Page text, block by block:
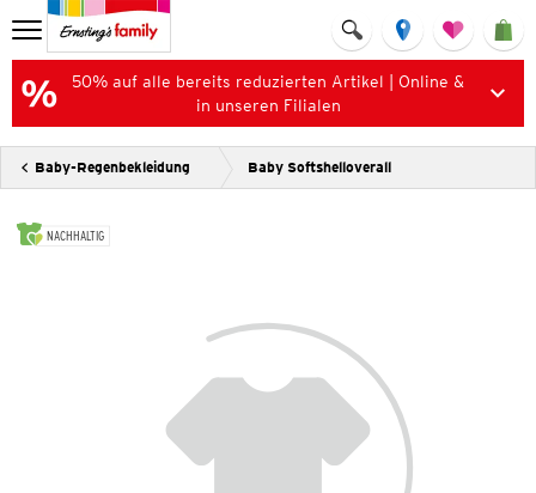
50% auf alle bereits reduzierten Artikel | Online &
in unseren Filialen
Baby-Regenbekleidung Baby Softshelloverall
NACHHALTIG